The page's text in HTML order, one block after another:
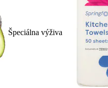
Špeciálna výživa